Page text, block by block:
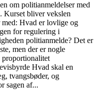
om politianmeldelser med
Kurset bliver vekslen
Hvad er lovlige og
for regulering i
politianmelde? Det er
men der er nogle
Hvad skal en
tvangsbøder, og
sagen af...